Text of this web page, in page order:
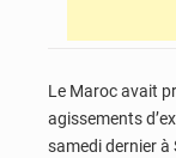
Le Maroc avait
agissements
samedi dernier à